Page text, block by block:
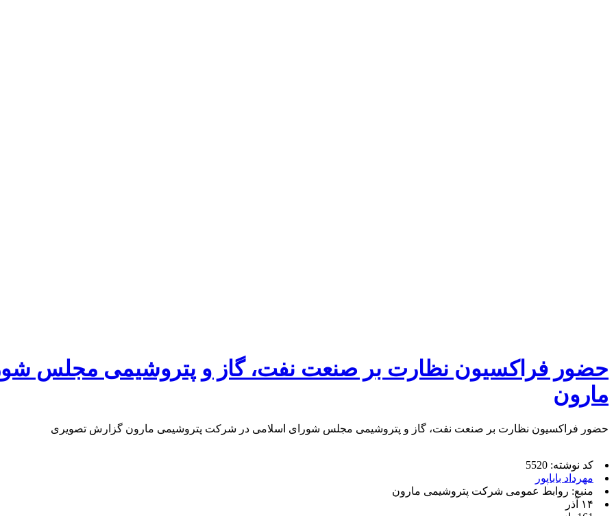
حضور فراکسیون نظارت بر صنعت نفت، گاز و پتروشیمی مجلس
مارون
حضور فراکسیون نظارت بر صنعت نفت، گاز و پتروشیمی مجلس شورای اسلامی در شرکت پتروشیمی مارون گزارش تصویری
کد نوشته: 5520
مهرداد باباپور
منبع: روابط عمومی شرکت پتروشیمی مارون
۱۴ آذر